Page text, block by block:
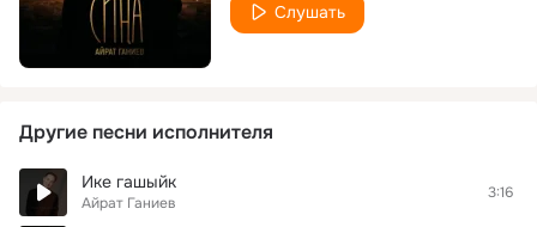
Слушать
Другие песни исполнителя
Ике гашыйк
Айрат Ганиев
3:16